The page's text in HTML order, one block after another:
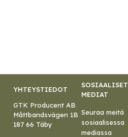
YHTEYSTIEDOT
SOSIAALISET
MEDIAT
GTK Producent AB
Måttbandsvägen 1B
187 66 Täby
Seuraa meitä
sosiaalisessa
mediassa